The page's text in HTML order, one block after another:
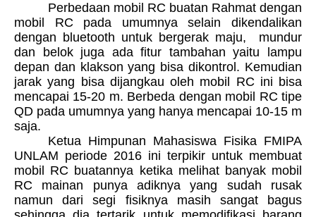
Perbedaan mobil RC buatan Rahmat dengan
mobil RC pada umumnya selain dikendalikan
dengan bluetooth untuk bergerak maju, mundur
dan belok juga ada fitur tambahan yaitu lampu
depan dan klakson yang bisa dikontrol. Kemudian
jarak yang bisa dijangkau oleh mobil RC ini bisa
mencapai 15-20 m. Berbeda dengan mobil RC tipe
QD pada umumnya yang hanya mencapai 10-15 m
saja.
Ketua Himpunan Mahasiswa Fisika FMIPA
UNLAM periode 2016 ini terpikir untuk membuat
mobil RC buatannya ketika melihat banyak mobil
RC mainan punya adiknya yang sudah rusak
namun dari segi fisiknya masih sangat bagus